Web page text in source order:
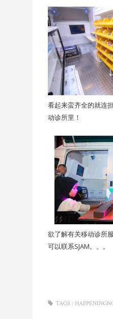
看起来蛮齐全的就连
动诊所里！
欲了解有关移动诊所
可以联系SJAM。。。
TAGS :